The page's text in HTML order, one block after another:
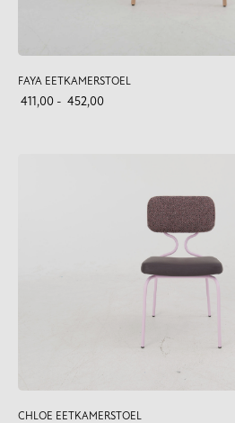
FAYA EETKAMERSTOEL
411,00 - 452,00
CHLOE EETKAMERSTOEL